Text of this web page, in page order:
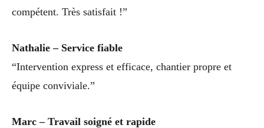
compétent. Très satisfait !”
Nathalie – Service fiable
“Intervention express et efficace, chantier propre et
équipe conviviale.”
Marc – Travail soigné et rapide